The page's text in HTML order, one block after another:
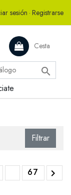
sesión · Registrarse
Cesta

Filtrar
67 